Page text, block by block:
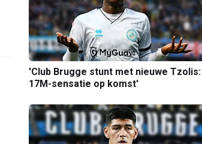
'Club Brugge stunt met nieuwe Tzolis:
17M-sensatie op komst'